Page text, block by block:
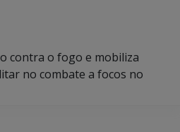
contra o fogo e mobiliza
no combate a focos no